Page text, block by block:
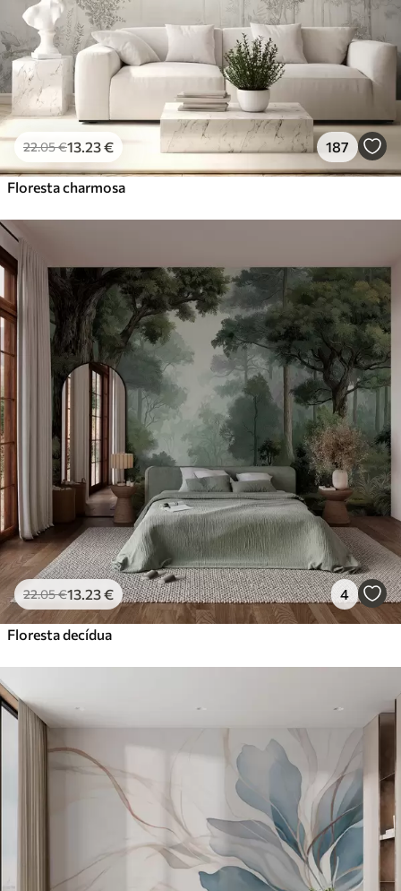
22.05€13 .23€ 187
Floresta charmosa
22.05€13 .23€ 4
Floresta decídua